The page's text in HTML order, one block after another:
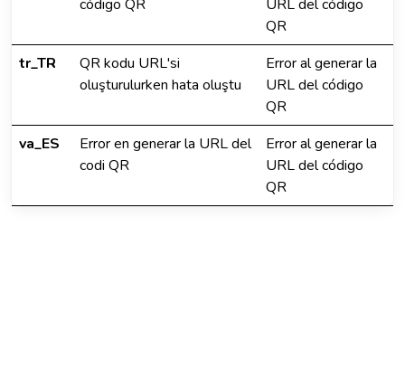
código QR
URL del código
QR
tr_TR
QR kodu URL'si
oluşturulurken hata oluştu
Error al generar la
URL del código
QR
va_ES
Error en generar la URL del
codi QR
Error al generar la
URL del código
QR